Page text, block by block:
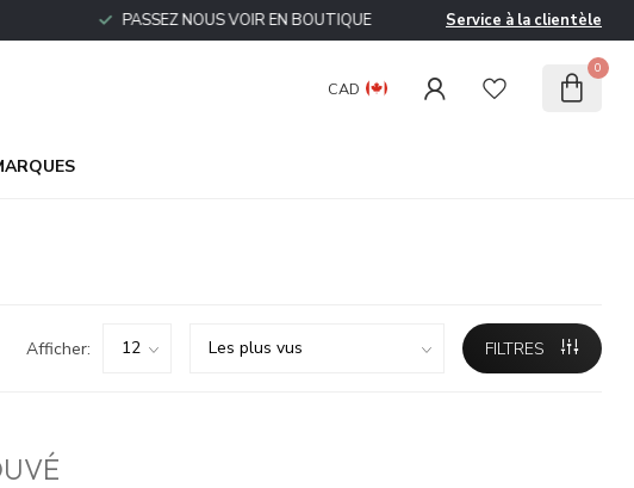
PASSEZ NOUS VOIR EN BOUTIQUE Service à la clientèle
CAD
0
Afficher: FILTRES